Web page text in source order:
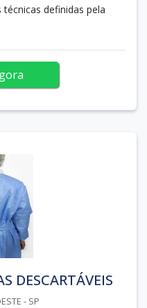
definidas pela
DESCARTÁVEIS
- SP